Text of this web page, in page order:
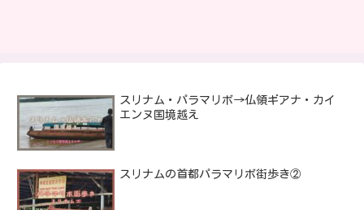
スリナム・パラマリボ→仏領ギアナ・カイ
エンヌ国境越え
スリナムの首都パラマリボ街歩き②